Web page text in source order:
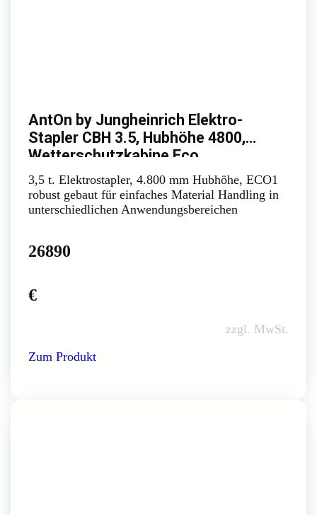
AntOn by Jungheinrich Elektro-
Stapler CBH 3.5, Hubhöhe 4800,
Wetterschutzkabine Eco
3,5 t. Elektrostapler, 4.800 mm Hubhöhe, ECO1
robust gebaut für einfaches Material Handling in
unterschiedlichen Anwendungsbereichen
26890
€
zzgl. MwSt.
Zum Produkt